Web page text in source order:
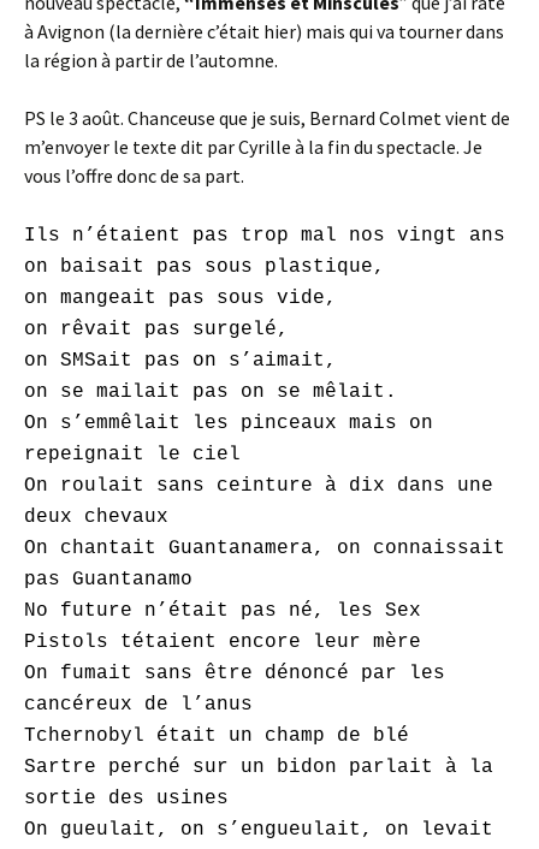
à Avignon (la dernière c’était hier) mais qui va tourner dans
la région à partir de l’automne.
PS le 3 août. Chanceuse que je suis, Bernard Colmet vient de
m’envoyer le texte dit par Cyrille à la fin du spectacle. Je
vous l’offre donc de sa part.
Ils n’étaient pas trop mal nos vingt ans
on baisait pas sous plastique,
on mangeait pas sous vide,
on rêvait pas surgelé,
on SMSait pas on s’aimait,
on se mailait pas on se mêlait.
On s’emmêlait les pinceaux mais on
repeignait le ciel
On roulait sans ceinture à dix dans une
deux chevaux
On chantait Guantanamera, on connaissait
pas Guantanamo
No future n’était pas né, les Sex
Pistols tétaient encore leur mère
On fumait sans être dénoncé par les
cancéreux de l’anus
Tchernobyl était un champ de blé
Sartre perché sur un bidon parlait à la
sortie des usines
On gueulait, on s’engueulait, on levait